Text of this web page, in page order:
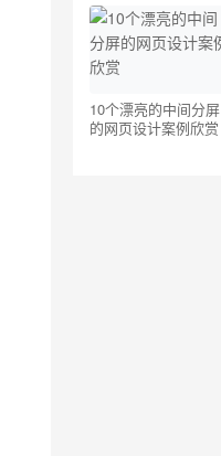
10个漂亮的中间分屏
的网页设计案例欣赏